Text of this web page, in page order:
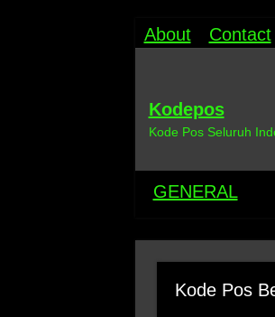
About Contact
Kodepos
Kode Pos Seluruh
GENERAL
Kode Pos